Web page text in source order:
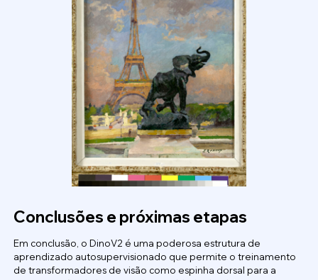
Conclusões e próximas etapas
Em conclusão, o DinoV2 é uma poderosa estrutura de
aprendizado autosupervisionado que permite o treinamento
de transformadores de visão como espinha dorsal para a